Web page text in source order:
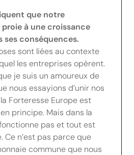
que notre
à une croissance
ses conséquences.
sont liées au contexte
les entreprises opèrent.
je suis un amoureux de
nous essayions d’unir nos
Forteresse Europe est
principe. Mais dans la
pas et tout est
Ce n’est pas parce que
commune que nous